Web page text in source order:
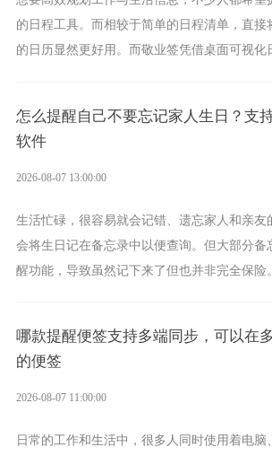
的日程工具。而相较于简单的日程清单，直接
的日历显然更好用。而敬业签凭借桌面可视化
怎么提醒自己不要忘记家人生日？支
软件
2026-08-07 13:00:00
生活忙碌，很容易就会记错、遗忘家人和亲友
会将生日记在备忘录中以便查询。但大部分备
醒功能，导致虽然记下来了但也并非完全保险
哪款提醒便签支持多端同步，可以在
的便签
2026-08-07 11:00:00
日常的工作和生活中，很多人同时使用着电脑